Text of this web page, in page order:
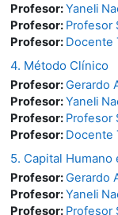
Profesor:Yaneli
Profesor: Profesor
Profesor: Docente
4. Método Clínico
Profesor:Gerardo
Profesor:Yaneli
Profesor: Profesor
Profesor: Docente
5. Capital Humano
Profesor:Gerardo
Profesor:Yaneli
Profesor: Profesor